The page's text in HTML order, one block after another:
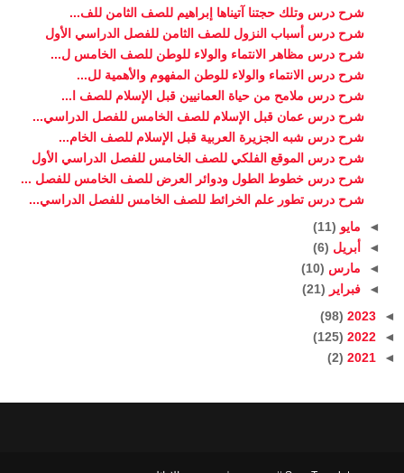
شرح درس وتلك حجتنا آتيناها إبراهيم للصف الثامن للف...
شرح درس أسباب النزول للصف الثامن للفصل الدراسي الأول
شرح درس مظاهر الانتماء والولاء للوطن للصف الخامس ل...
شرح درس الانتماء والولاء للوطن المفهوم والأهمية لل...
شرح درس ملامح من حياة العمانيين قبل الإسلام للصف ا...
شرح درس عمان قبل الإسلام للصف الخامس للفصل الدراسي...
شرح درس شبه الجزيرة العربية قبل الإسلام للصف الخام...
شرح درس الموقع الفلكي للصف الخامس للفصل الدراسي الأول
شرح درس خطوط الطول ودوائر العرض للصف الخامس للفصل ...
شرح درس تطور علم الخرائط للصف الخامس للفصل الدراسي...
◄ مايو (11)
◄
أبريل (6)
◄ مارس (10)
◄ فبراير (21)
◄
2023
(98)
◄
2022
(125)
◄
2021
(2)